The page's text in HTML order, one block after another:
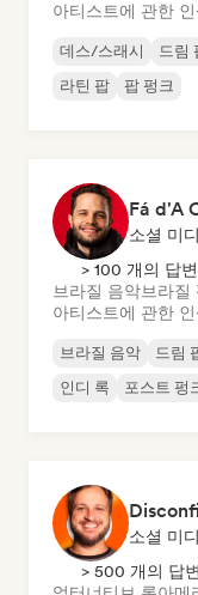
아티스트에 관한
데스/스래시 드림
라틴 팝
팝 펑크
Fá d'A
소셜 미
> 100 개의 답
브라질 음악브라질
아티스트에 관한
브라질 음악 드림
인디 록
포스트 펑
소셜 미
> 500 개의 답